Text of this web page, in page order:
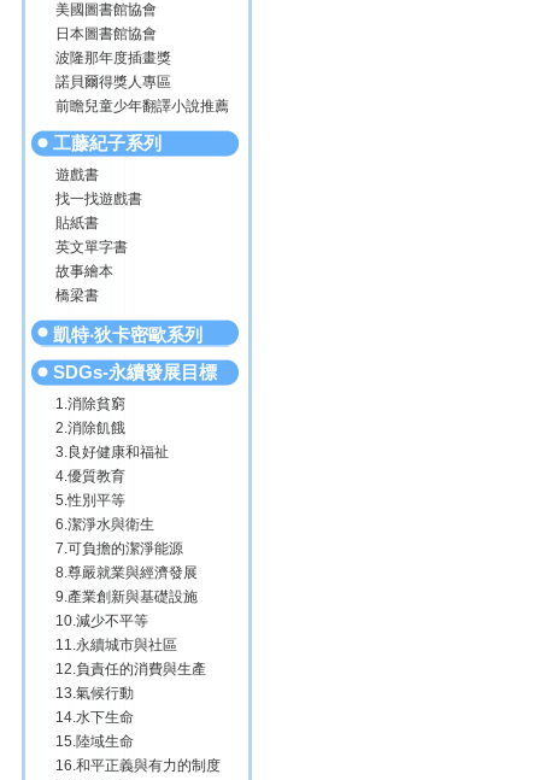
美國圖書館協會
日本圖書館協會
波隆那年度插畫獎
諾貝爾得獎人專區
前瞻兒童少年翻譯小說推薦
工藤紀子系列
遊戲書
找一找遊戲書
貼紙書
英文單字書
故事繪本
橋梁書
凱特‧狄卡密歐系列
SDGs-永續發展目標
1.消除貧窮
2.消除飢餓
3.良好健康和福祉
4.優質教育
5.性別平等
6.潔淨水與衛生
7.可負擔的潔淨能源
8.尊嚴就業與經濟發展
9.產業創新與基礎設施
10.減少不平等
11.永續城市與社區
12.負責任的消費與生產
13.氣候行動
14.水下生命
15.陸域生命
16.和平正義與有力的制度